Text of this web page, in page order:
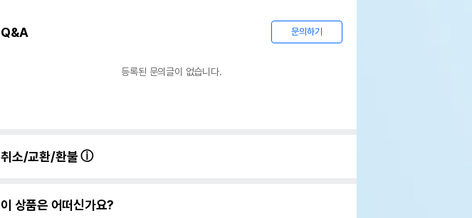
Q&A 문의하기
등록된 문의글이 없습니다.
취소/교환/환불
이 상품은 어떠신가요?